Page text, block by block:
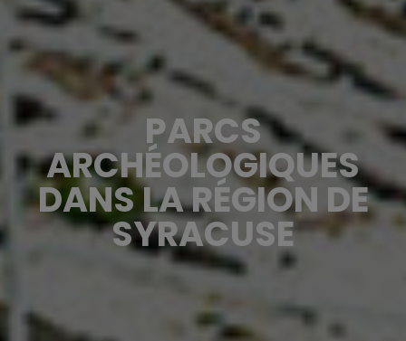
PARCS
ARCHÉOLOGIQUES
DANS LA RÉGION DE
SYRACUSE